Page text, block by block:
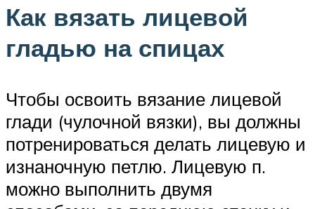
Как вязать лицевой
гладью на спицах
Чтобы освоить вязание лицевой
глади (чулочной вязки), вы должны
потренироваться делать лицевую и
изнаночную петлю. Лицевую п.
можно выполнить двумя